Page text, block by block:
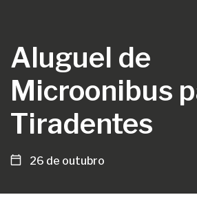
Aluguel de
Microonibus
Tiradentes
26 de outubro